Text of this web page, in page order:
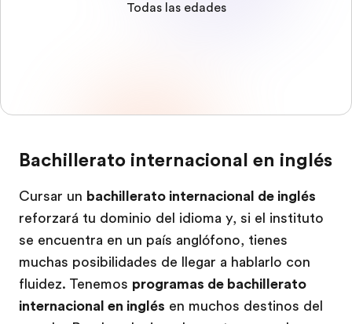
Todas las edades
Bachillerato internacional en inglés
Cursar un bachillerato internacional de inglés
reforzará tu dominio del idioma y, si el instituto
se encuentra en un país anglófono, tienes
muchas posibilidades de llegar a hablarlo con
fluidez. Tenemos programas de bachillerato
internacional en inglés en muchos destinos del